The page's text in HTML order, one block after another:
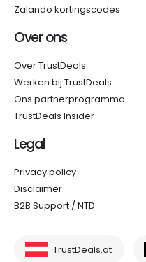
Zalando kortingscodes
Over ons
Over TrustDeals
Werken bij TrustDeals
Ons partnerprogramma
TrustDeals Insider
Legal
Privacy policy
Disclaimer
B2B Support / NTD
TrustDeals.at